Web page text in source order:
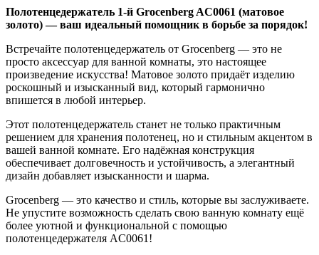
Полотенцедержатель 1-й Grocenberg AC0061 (матовое
золото) — ваш идеальный помощник в борьбе за порядок!
Встречайте полотенцедержатель от Grocenberg — это не
просто аксессуар для ванной комнаты, это настоящее
произведение искусства! Матовое золото придаёт изделию
роскошный и изысканный вид, который гармонично
впишется в любой интерьер.
Этот полотенцедержатель станет не только практичным
решением для хранения полотенец, но и стильным акцентом в
вашей ванной комнате. Его надёжная конструкция
обеспечивает долговечность и устойчивость, а элегантный
дизайн добавляет изысканности и шарма.
Grocenberg — это качество и стиль, которые вы заслуживаете.
Не упустите возможность сделать свою ванную комнату ещё
более уютной и функциональной с помощью
полотенцедержателя AC0061!